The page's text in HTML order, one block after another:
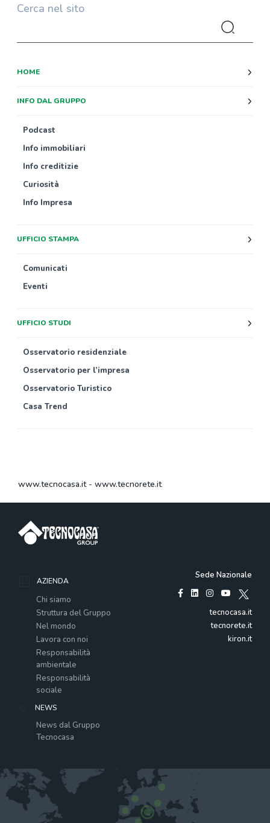
Cerca nel sito
HOME
INFO DAL GRUPPO
Podcast
Info immobiliari
Info creditizie
Curiosità
Info Impresa
UFFICIO STAMPA
Comunicati
Eventi
UFFICIO STUDI
Osservatorio residenziale
Osservatorio per l’impresa
Osservatorio Turistico
Casa Trend
www.tecnocasa.it- www.tecnorete.it
AZIENDA
Chi siamo
Struttura del Gruppo
Nel mondo
Lavora con noi
Responsabilità
ambientale
Responsabilità
sociale
NEWS
News dal Gruppo
Tecnocasa
Sede Nazionale
tecnocasa.it
tecnorete.it
kiron.it